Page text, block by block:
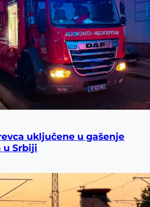
uključene u gašenje
u Srbiji